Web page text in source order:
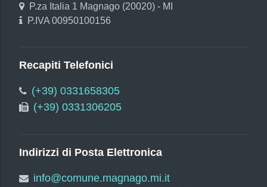
P.za Italia 1 Magnago (20020) - MI
P.IVA 00950100156
Recapiti Telefonici
(+39) 0331658305
(+39) 0331306205
Indirizzi di Posta Elettronica
info@comune.magnago.mi.it